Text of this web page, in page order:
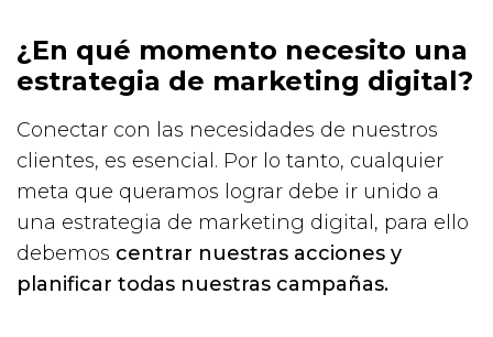
¿En qué momento necesito una
estrategia de marketing digital?
Conectar con las necesidades de nuestros
clientes, es esencial. Por lo tanto, cualquier
meta que queramos lograr debe ir unido a
una estrategia de marketing digital, para ello
debemos centrar nuestras acciones y
planificar todas nuestras campañas.